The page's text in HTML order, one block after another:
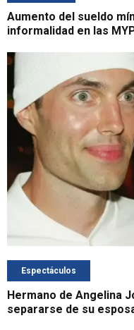
Aumento del sueldo
informalidad en las
Espectáculos
Hermano de Angelina
separarse de su